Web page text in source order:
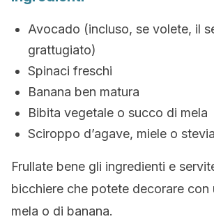
Avocado (incluso, se volete, il
grattugiato)
Spinaci freschi
Banana ben matura
Bibita vegetale o succo di mela
Sciroppo d’agave, miele o stevia
Frullate bene gli ingredienti e
bicchiere che potete decorare con
mela o di banana.